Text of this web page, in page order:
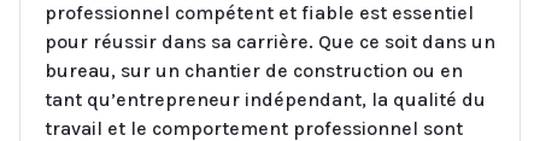
professionnel compétent et fiable est essentiel
pour réussir dans sa carrière. Que ce soit dans un
bureau, sur un chantier de construction ou en
tant qu’entrepreneur indépendant, la qualité du
travail et le comportement professionnel sont